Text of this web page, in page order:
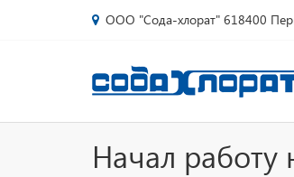
ООО "Сода-хлорат" 618400
Начал